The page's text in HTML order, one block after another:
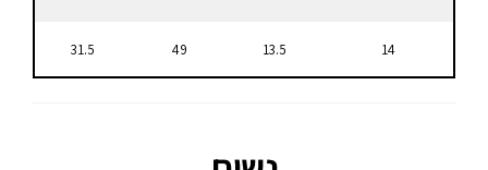
14
13.5
49
31.5